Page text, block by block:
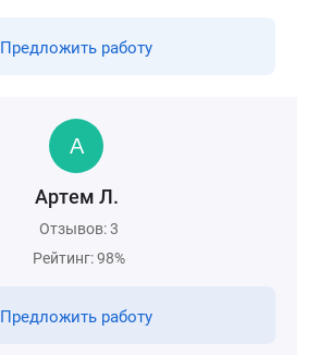
Предложить работу
Артем Л.
Отзывов: 3
Рейтинг: 98%
Предложить работу